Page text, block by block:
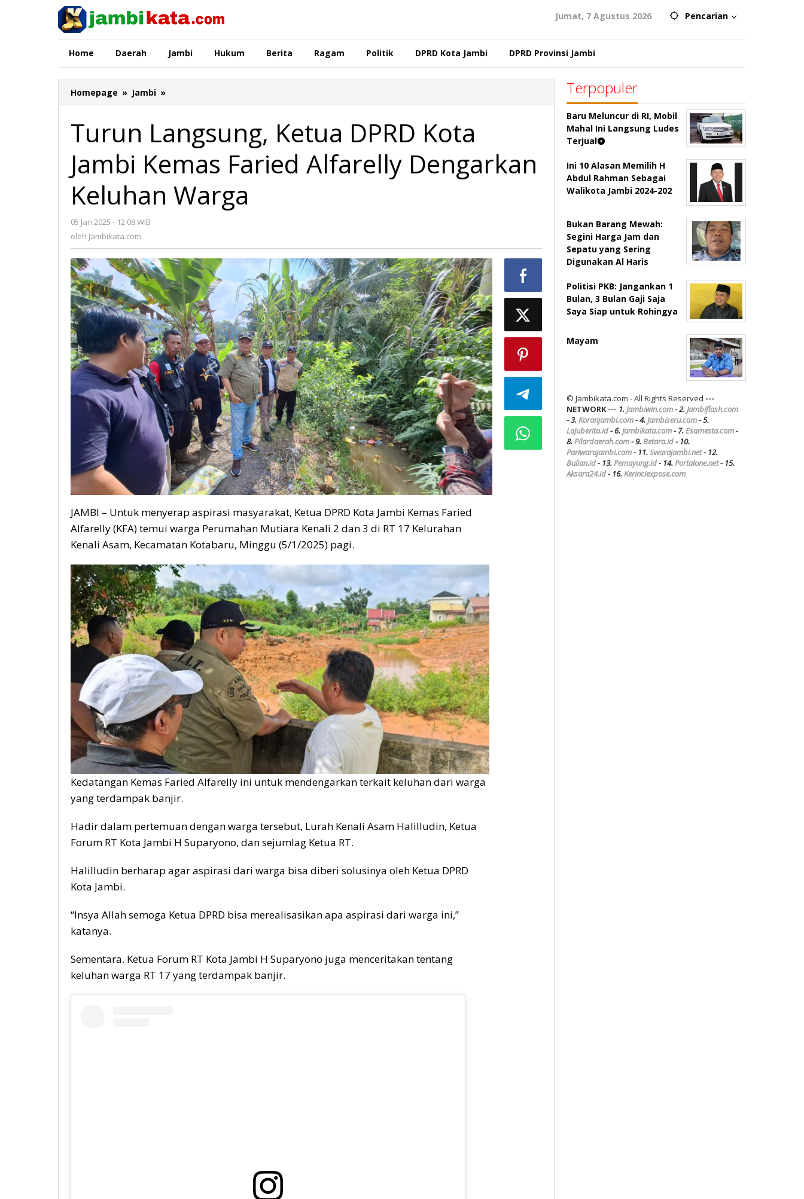
Jumat, 7 Agustus 2026 Pencarian
Home Daerah Jambi Hukum Berita Ragam Politik DPRD Kota Jambi DPRD Provinsi Jambi
Homepage » Jambi »
Langsung,
DPRD
Kota
Kemas
Alfarelly
Dengarkan
Turun Langsung, Ketua DPRD Kota
Jambi Kemas Faried Alfarelly Dengarkan
Keluhan Warga
05 Jan 2025 - 12:08 WIB
oleh Jambikata.com
JAMBI – Untuk menyerap aspirasi masyarakat, Ketua DPRD Kota Jambi Kemas Faried
Alfarelly (KFA) temui warga Perumahan Mutiara Kenali 2 dan 3 di RT 17 Kelurahan
Kenali Asam, Kecamatan Kotabaru, Minggu (5/1/2025) pagi.
Kedatangan Kemas Faried Alfarelly ini untuk mendengarkan terkait keluhan dari warga
yang terdampak banjir.
Hadir dalam pertemuan dengan warga tersebut, Lurah Kenali Asam Halilludin, Ketua
Forum RT Kota Jambi H Suparyono, dan sejumlag Ketua RT.
Halilludin berharap agar aspirasi dari warga bisa diberi solusinya oleh Ketua DPRD
Kota Jambi.
“Insya Allah semoga Ketua DPRD bisa merealisasikan apa aspirasi dari warga ini,”
katanya.
Sementara. Ketua Forum RT Kota Jambi H Suparyono juga menceritakan tentang
keluhan warga RT 17 yang terdampak banjir.
Terpopuler
Baru Meluncur di RI, Mobil
Mahal Ini Langsung Ludes
Terjual
Ini 10 Alasan Memilih H
Abdul Rahman Sebagai
Walikota Jambi 2024-202
Bukan Barang Mewah:
Segini Harga Jam dan
Sepatu yang Sering
Digunakan Al Haris
Politisi PKB: Jangankan 1
Bulan, 3 Bulan Gaji Saja
Saya Siap untuk Rohingya
Mayam
© Jambikata.com - All Rights Reserved ---
NETWORK --- 1.Jambiwin.com- 2.Jambiflash.com
- 3.Koranjambi.com- 4.Jambiseru.com- 5.
Lajuberita.id- 6.Jambikata.com- 7.Esamesta.com-
8.Pilardaerah.com- 9.Betara.id- 10.
Pariwarajambi.com- 11.Swarajambi.net- 12.
Bulian.id- 13.Pemayung.id- 14.Portalone.net- 15.
Aksara24.id- 16.Kerinciexpose.com